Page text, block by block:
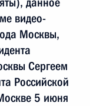
видео-
Москвы,
Сергеем
Российской
5 июня